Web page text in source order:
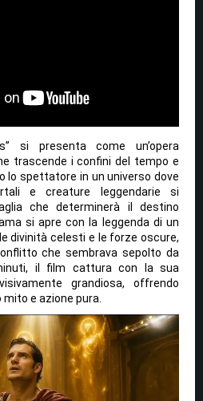
si presenta come un’opera
trascende i confini del tempo e
lo spettatore in un universo dove
e creature leggendarie si
che determinerà il destino
si apre con la leggenda di un
divinità celesti e le forze oscure,
che sembrava sepolto da
il film cattura con la sua
grandiosa, offrendo
e azione pura.